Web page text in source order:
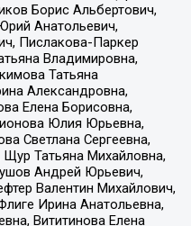
Борис Альбертович,
Анатольевич,
Пислакова-Паркер
Владимировна,
Татьяна
Александровна,
Елена Борисовна,
Юлия Юрьевна,
Светлана Сергеевна,
Татьяна Михайловна,
Андрей Юрьевич,
Валентин Михайлович,
Ирина Анатольевна,
Вититинова Елена